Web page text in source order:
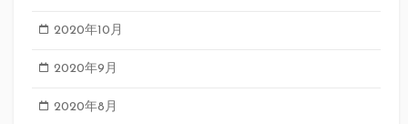
2020年10月
2020年9月
2020年8月